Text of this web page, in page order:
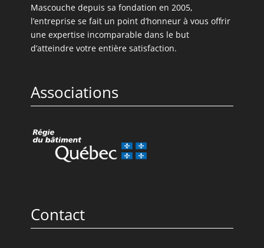
Mascouche depuis sa fondation en 2005,
l’entreprise se fait un point d’honneur à vous offrir
une expertise incomparable dans le but
d’atteindre votre entière satisfaction.
Associations
Contact